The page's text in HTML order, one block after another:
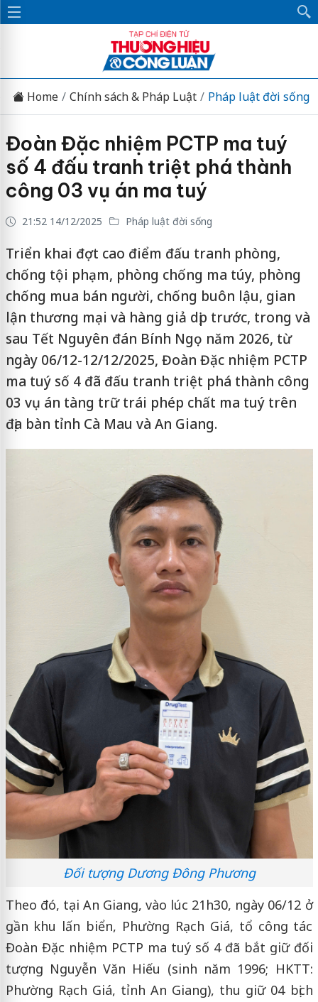
Home Chính sách & Pháp Luật Pháp luật đời sống
Đoàn Đặc nhiệm PCTP ma tuý
số 4 đấu tranh triệt phá thành
công 03 vụ án ma tuý
21:52 14/12/2025 Pháp luật đời sống
Triển khai đợt cao điểm đấu tranh phòng,
chống tội phạm, phòng chống ma túy, phòng
chống mua bán người, chống buôn lậu, gian
lận thương mại và hàng giả dịp trước, trong và
sau Tết Nguyên đán Bính Ngọ năm 2026, từ
ngày 06/12-12/12/2025, Đoàn Đặc nhiệm PCTP
ma tuý số 4 đã đấu tranh triệt phá thành công
03 vụ án tàng trữ trái phép chất ma tuý trên
địa bàn tỉnh Cà Mau và An Giang.
Đối tượng Dương Đông Phương
Theo đó, tại An Giang, vào lúc 21h30, ngày 06/12 ở
gần khu lấn biển, Phường Rạch Giá, tổ công tác
Đoàn Đặc nhiệm PCTP ma tuý số 4 đã bắt giữ đối
tượng Nguyễn Văn Hiếu (sinh năm 1996; HKTT:
Phường Rạch Giá, tỉnh An Giang), thu giữ 04 bịch